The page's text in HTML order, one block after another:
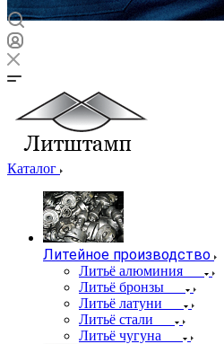
Каталог
Литейное производство
Литьё алюминия
Литьё бронзы
Литьё латуни
Литьё стали
Литьё чугуна